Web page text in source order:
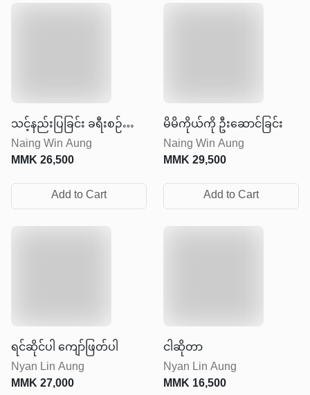
သင့်နည်းပြခြင်း ခရီးစဉ်
အတွက် လမ်းပြမြေပုံ
Naing Win Aung
MMK26,500
Add to Cart
မိမိကိုယ်ကို ဦးဆောင်ခြင်း
Naing Win Aung
MMK29,500
Add to Cart
ရင်ဆိုင်ပါ ကျော်ဖြတ်ပါ
Nyan Lin Aung
MMK27,000
ငါဆိုတာ
Nyan Lin Aung
MMK16,500